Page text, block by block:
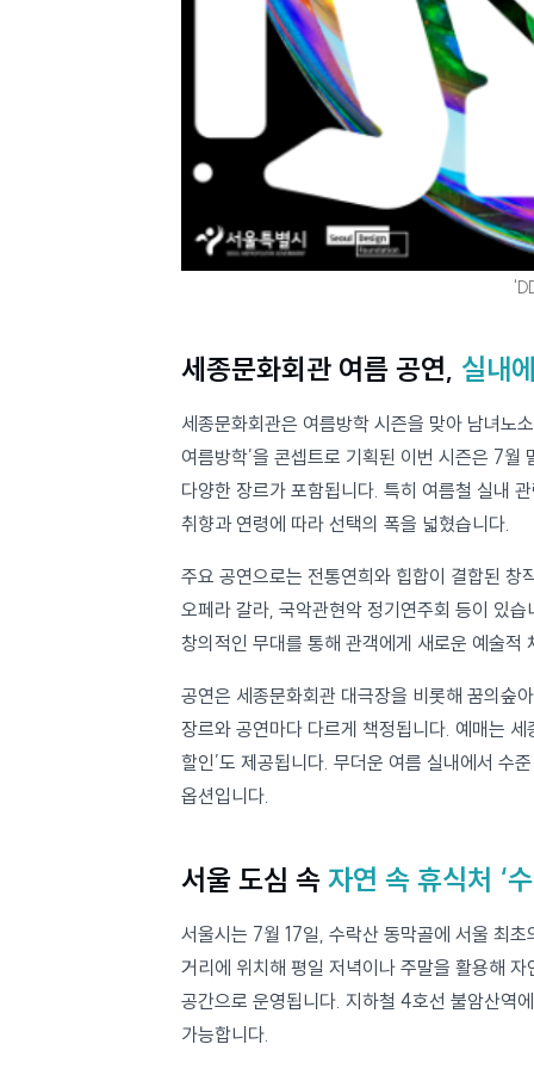
세종문화회관 여름 공연, 실내
세종문화회관은 여름방학 시즌을 맞아 남녀노소 누구나 즐길 수 있
여름방학’을 콘셉트로 기획된 이번 시즌은 7월 말부터 8월 말까지 진행되며, 뮤지컬, 클래식, 무용, 전통 공연 등
다양한 장르가 포함됩니다. 특히 여름철 실내 관람에 최적화된 대형극장과 블랙박스형
취향과 연령에 따라 선택의 폭을 넓혔습니다.
주요 공연으로는 전통연희와 힙합이 결합된 창작극, 젊은 예술가들과 협업
오페라 갈라, 국악관현악 정기연주회 등이 있습니다. ‘싱크 넥스트’ 시리즈는 미디어 기반 퍼포먼스와 1인극 등
공연은 세종문화회관 대극장을 비롯해 꿈의숲아트센터, S씨어터 등
장르와 공연마다 다르게 책정됩니다. 예매는 세종문화회관 누리집 또는 현장에서 가능하며, 일부 공연은 ‘서울시민
할인’도 제공됩니다. 무더운 여름 실내에서 수준 높은 공연을 즐기며 여가 시간을 보
옵션입니다.
서울 도심 속 자연 속 휴식처 ‘
서울시는 7월 17일, 수락산 동막골에 서울 최
거리에 위치해 평일 저녁이나 주말을 활용해 자연 속에서 머물 수 있으며, 사계절 내내 시민의 쉼과 재충전을 위한
공간으로 운영됩니다. 지하철 4호선 불암산역에서 1.6km 거리로 접근성이 뛰어나 마을버스나 도보로도 이동이
가능합니다.